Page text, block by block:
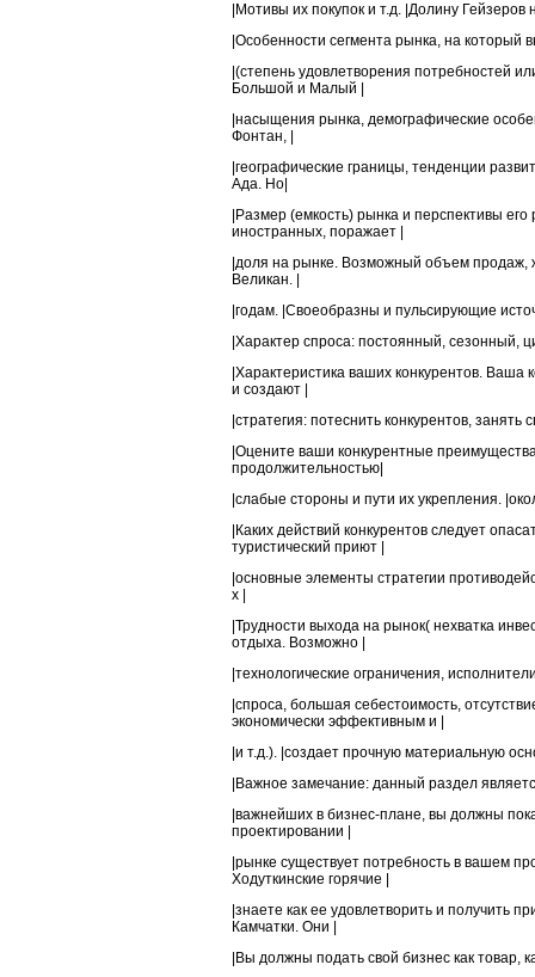
|Мотивы их покупок и т.д. |Долину
|Особенности сегмента рынка, на который
|(степень удовлетворения потребностей
Большой и Малый |
|насыщения рынка, демографические
Фонтан, |
|географические границы, тенденции
Ада. Но|
|Размер (емкость) рынка и перспективы
иностранных, поражает |
|доля на рынке. Возможный объем продаж,
Великан. |
|годам. |Своеобразны и пульсирующие
|Характер спроса: постоянный, сезонный,
|Характеристика ваших конкурентов.
и создают |
|стратегия: потеснить конкурентов,
|Оцените ваши конкурентные
продолжительностью|
|слабые стороны и пути их укрепления.
|Каких действий конкурентов следует
туристический приют |
|основные элементы стратегии
х |
|Трудности выхода на рынок( нехватка
отдыха. Возможно |
|технологические ограничения,
|спроса, большая себестоимость,
экономически эффективным и |
|и т.д.). |создает прочную материальную
|Важное замечание: данный раздел
|важнейших в бизнес-плане, вы должны
проектировании |
|рынке существует потребность в вашем
Ходуткинские горячие |
|знаете как ее удовлетворить и получить
Камчатки. Они |
|Вы должны подать свой бизнес как товар,